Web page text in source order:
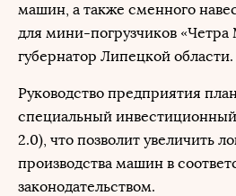
машин, а также сменного
для мини-погрузчиков
губернатор Липецкой области.
Руководство предприятия
специальный
2.0), что позволит увеличить
производства машин в
законодательством.